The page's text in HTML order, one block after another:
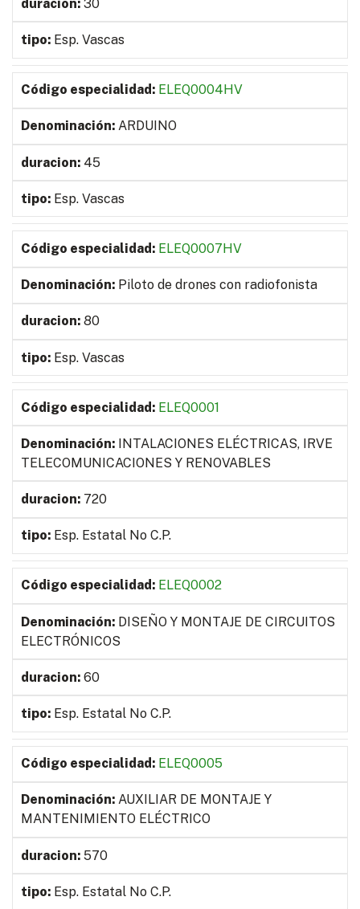
30
Esp. Vascas
ELEQ0004HV
ARDUINO
45
Esp. Vascas
ELEQ0007HV
Piloto de drones con radiofonista
80
Esp. Vascas
ELEQ0001
INTALACIONES ELÉCTRICAS, IRVE
TELECOMUNICACIONES Y RENOVABLES
720
Esp. Estatal No C.P.
ELEQ0002
DISEÑO Y MONTAJE DE CIRCUITOS
ELECTRÓNICOS
60
Esp. Estatal No C.P.
ELEQ0005
AUXILIAR DE MONTAJE Y
MANTENIMIENTO ELÉCTRICO
570
Esp. Estatal No C.P.